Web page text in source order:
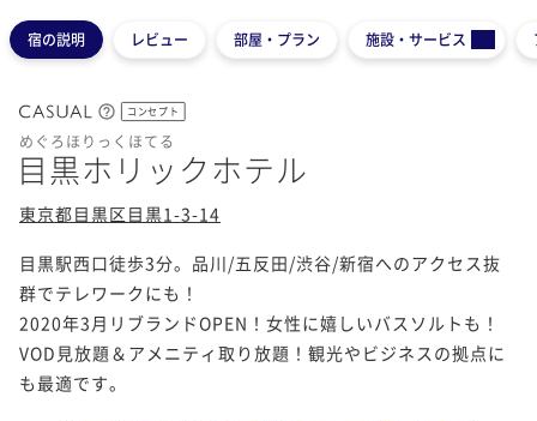
宿の説明 レビュー 部屋・プラン 施設・サービス
コンセプト
めぐろほりっくほてる
目黒ホリックホテル
東京都目黒区目黒1-3-14
目黒駅西口徒歩3分。品川/五反田/渋谷/新宿へのアクセス抜
群でテレワークにも！
2020年3月リブランドOPEN！女性に嬉しいバスソルトも！
VOD見放題＆アメニティ取り放題！観光やビジネスの拠点に
も最適です。